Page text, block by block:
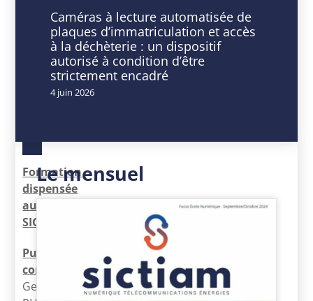
DATE
06
-
07
Mar
2025
Expiré!
HEURE
9
h
00
min
-
16
min
Formation
dispensée
au
SICTIAM
Public
concerné
Gestionnaires
Caméras à lecture automatisée de
plaques d’immatriculation et accès
à la déchèterie : un dispositif
autorisé à condition d’être
strictement encadré
4 juin 2026
Le mensuel